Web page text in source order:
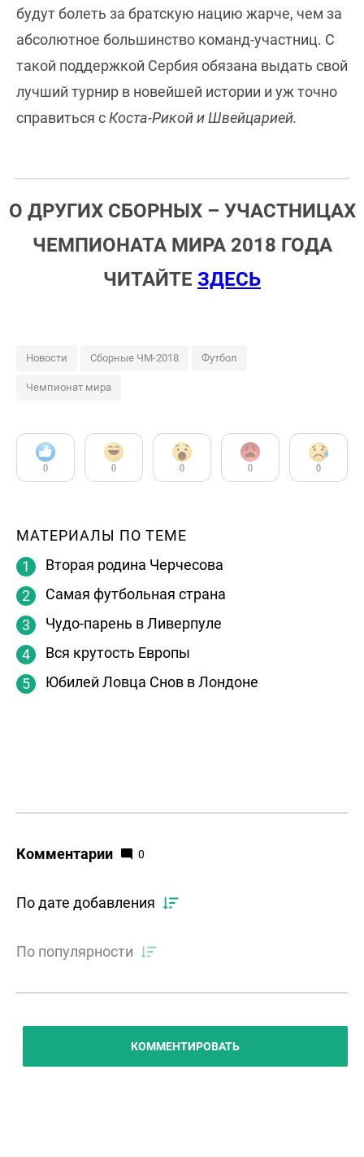
будут болеть за братскую нацию жарче, чем за
абсолютное большинство команд-участниц. С
такой поддержкой Сербия обязана выдать свой
лучший турнир в новейшей истории и уж точно
справиться сКоста-Рикой и Швейцарией.
О ДРУГИХ СБОРНЫХ – УЧАСТНИЦАХ
ЧЕМПИОНАТА МИРА 2018 ГОДА
ЧИТАЙТЕ ЗДЕСЬ
Новости Сборные ЧМ-2018 Футбол
Чемпионат мира
0 0 0 0 0
МАТЕРИАЛЫ ПО ТЕМЕ
Вторая родина Черчесова
Самая футбольная страна
Чудо-парень в Ливерпуле
Вся крутость Европы
Юбилей Ловца Снов в Лондоне
Комментарии 0
По дате добавления
По популярности
КОММЕНТИРОВАТЬ